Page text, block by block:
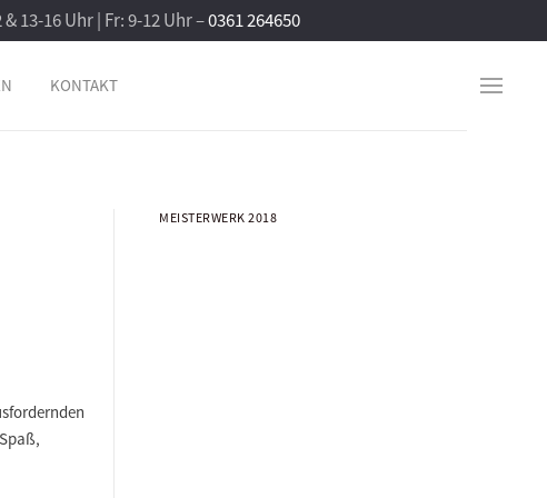
& 13-16 Uhr | Fr: 9-12 Uhr –0361 264650
KONTAKT
MEISTERWERK 2018